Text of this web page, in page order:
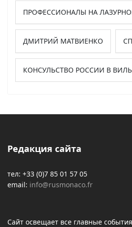
ПРОФЕССИОНАЛЫ НА
ДМИТРИЙ МАТВИЕНКО
КОНСУЛЬСТВО РОССИИ В
Редакция сайта
тел: +33 (0)7 85 01 57 05
email: info@rusmonaco.fr
Сайт освещает все главные